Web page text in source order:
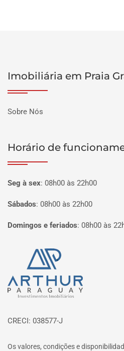
Imobiliária em Praia
Sobre Nós
Horário de
Seg à sex: 08h00 às 22h00
Sábados: 08h00 às 22h00
Domingos e feriados: 08h00 às
Página inicial
CRECI: 038577-J
Os valores, condições e